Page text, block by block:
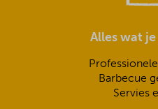
Alles wat
Barbecue
Servies